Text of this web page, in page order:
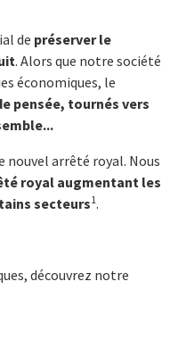
de préserver le
. Alors que notre société
économiques, le
pensée, tournés vers
nouvel arrêté royal. Nous
royal augmentant les
secteurs1.
découvrez notre